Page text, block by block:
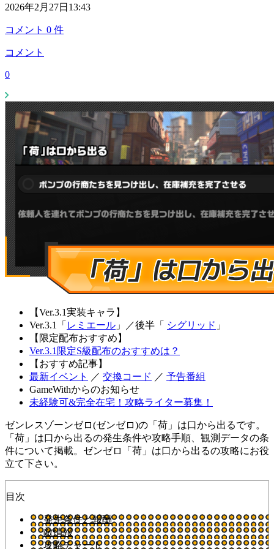
2026年2月27日13:43
コメント 0 件
コメント
0
【Ver.3.1実装キャラ】
Ver.3.1「 レミエール 」 ／後半「 シグリッド 」
【限定配布おすすめ】
Ver.3.1限定S級配布のおすすめは？
【おすすめ記事】
最新イベント
／ 交換コード ／ 予告番組
GameWithからのお知らせ
未経験可&完全在宅！攻略ライター募集！
ゼンレスゾーンゼロ(ゼンゼロ)の「荷」は口から出るです。
「荷」は口から出るの発生条件や攻略手順、観測データの条
件について掲載。ゼンゼロ「荷」は口から出るの攻略にお役
立て下さい。
目次
発生条件と報酬
敵情報
攻略チャート